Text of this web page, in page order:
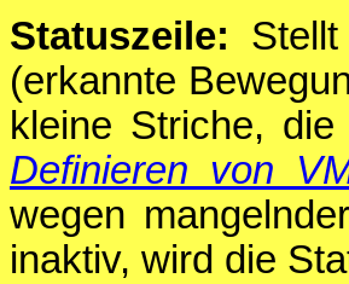
Statuszeile:
(erkannte
kleine Striche,
Definieren von
wegen
inaktiv, wird die